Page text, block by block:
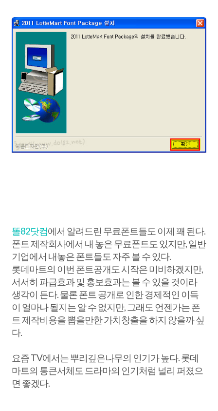
똘82닷컴에서 알려드린 무료폰트들도 이제 꽤 된다.
폰트 제작회사에서 내 놓은 무료폰트도 있지만, 일반
기업에서 내놓은 폰트들도 자주 볼 수 있다.
롯데마트의 이번 폰트공개도 시작은 미비하겠지만,
서서히 파급효과 및 홍보효과는 볼 수 있을 것이라
생각이 든다. 물론 폰트 공개로 인한 경제적인 이득
이 얼마나 될지는 알 수 없지만, 그래도 언젠가는 폰
트 제작비용을 뽑을만한 가치창출을 하지 않을까 싶
다.
요즘 TV에서는 뿌리깊은나무의 인기가 높다. 롯데
마트의 통큰서체도 드라마의 인기처럼 널리 퍼졌으
면 좋겠다.